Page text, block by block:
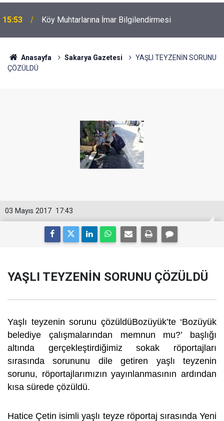
15:53 Köy Muhtarlarına İmar Bilgilendirmesi
Anasayfa Sakarya Gazetesi
YAŞLI TEYZENİN SORUNU
ÇÖZÜLDÜ
17:43
03 Mayıs 2017
YAŞLI TEYZENİN SORUNU ÇÖZÜLDÜ
Yaşlı teyzenin sorunu çözüldüBozüyük’te ‘Bozüyük
belediye çalışmalarından memnun mu?’ başlığı
altında gerçekleştirdiğimiz sokak röportajları
sırasında sorununu dile getiren yaşlı teyzenin
sorunu, röportajlarımızın yayınlanmasının ardından
kısa sürede çözüldü.
Hatice Çetin isimli yaşlı teyze röportaj sırasında Yeni